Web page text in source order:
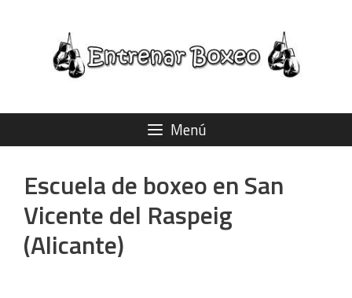
contenido
Menú
Escuela de boxeo en San
Vicente del Raspeig
(Alicante)